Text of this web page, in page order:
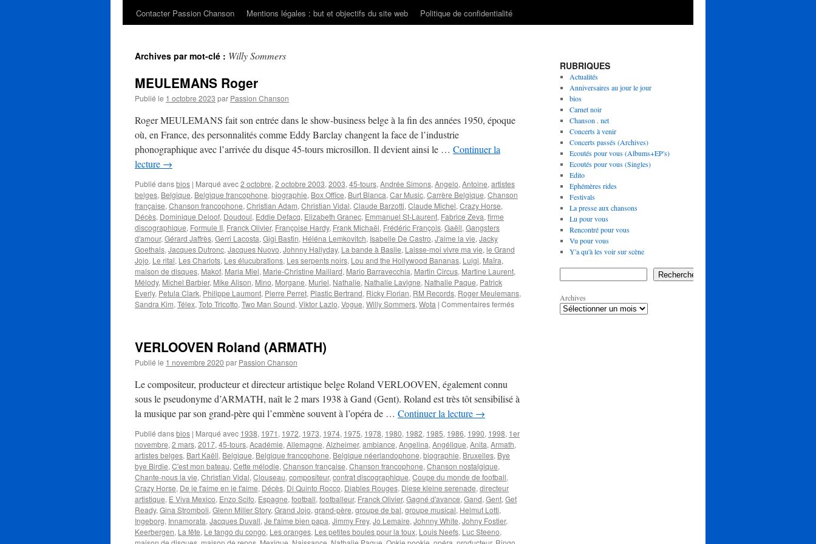
Contacter Passion Chanson
Mentions légales : but et objectifs du site web Politique de confidentialité
Archives par mot-clé : Willy Sommers
MEULEMANS Roger
Publié le 1 octobre 2023 par Passion Chanson
Roger MEULEMANS fait son entrée dans le show-business belge à la fin des années 1950, époque
où, en France, des personnalités comme Eddy Barclay changent la face de l’industrie
phonographique avec l’arrivée du disque 45-tours microsillon. Il devient ainsi le … Continuer la
lecture →
Publié dansbios | Marqué avec2 octobre, 2 octobre 2003, 2003, 45-tours, Andrée Simons, Angelo, Antoine, artistes
belges, Belgique, Belgique francophone, biographie, Box Office, Burt Blanca, Car Music, Carrère Belgique, Chanson
française, Chanson francophone, Christian Adam, Christian Vidal, Claude Barzotti, Claude Michel, Crazy Horse,
Décès, Dominique Deloof, Doudoul, Eddie Defacq, Elizabeth Granec, Emmanuel St-Laurent, Fabrice Zeva, firme
discographique, Formule II, Franck Olivier, Françoise Hardy, Frank Michaël, Frédéric François, Gaëll, Gangsters
d'amour, Gérard Jaffrès, Gerri Lacosta, Gigi Bastin, Héléna Lemkovitch, Isabelle De Castro, J'aime la vie, Jacky
Goethals, Jacques Dutronc, Jacques Nuovo, Johnny Hallyday, La bande à Basile, Laisse-moi vivre ma vie, le Grand
Jojo, Le rital, Les Charlots, Les élucubrations, Les serpents noirs, Lou and the Hollywood Bananas, Luigi, Maïra,
maison de disques, Makof, Maria Miel, Marie-Christine Maillard, Mario Barravecchia, Martin Circus, Martine Laurent,
Mélody, Michel Barbier, Mike Alison, Mino, Morgane, Muriel, Nathalie, Nathalie Lavigne, Nathalie Paque, Patrick
Everly, Petula Clark, Philippe Laumont, Pierre Perret, Plastic Bertrand, Ricky Florian, RM Records, Roger Meulemans,
Sandra Kim, Télex, Toto Tricotto, Two Man Sound, Viktor Lazlo, Vogue, Willy Sommers, Wota | Commentaires ferméssur
MEULEMANS
VERLOOVEN Roland (ARMATH)
Publié le 1 novembre 2020 par Passion Chanson
Le compositeur, producteur et directeur artistique belge Roland VERLOOVEN, également connu
sous le pseudonyme d’ARMATH, naît le 2 mars 1938 à Gand (Gent). Roland est très tôt sensibilisé à
la musique par son grand-père qui l’emmène souvent à l’opéra de … Continuer la lecture →
Publié dansbios | Marqué avec 1938, 1971 , 1972, 1973, 1974, 1975, 1978, 1980, 1982, 1985, 1986, 1990, 1998, 1er
novembre, 2 mars, 2017, 45-tours, Académie, Allemagne, Alzheimer, ambiance, Angelina, Angélique, Anita, Armath,
artistes belges, Bart Kaëll, Belgique, Belgique francophone, Belgique néerlandophone, biographie, Bruxelles, Bye
bye Birdie, C'est mon bateau, Cette mélodie, Chanson française, Chanson francophone, Chanson nostalgique,
Chante-nous la vie, Christian Vidal, Clouseau, compositeur, contrat discographique, Coupe du monde de football,
Crazy Horse, De je t'aime en je t'aime, Décès, Di Quinto Rocco, Diables Rouges, Diese kleine serenade, directeur
artistique, E Viva Mexico, Enzo Scifo, Espagne, football, footballeur, Franck Olivier, Gagné d'avance, Gand, Gent, Get
Ready, Gina Stromboli, Glenn Miller Story, Grand Jojo, grand-père, groupe de bal, groupe musical, Helmut Lotti,
Ingeborg, Innamorata, Jacques Duvall, Je t'aime bien papa, Jimmy Frey, Jo Lemaire, Johnny White, Johny Fostier,
Keerbergen, La fête, Le tango du congo, Les oranges, Les petites boules pour la toux, Louis Neefs, Luc Steeno,
RUBRIQUES
Actualités
Anniversaires au jour le jour
bios
Carnet noir
Chanson . net
Concerts à venir
Concerts passés (Archives)
Ecoutés pour vous (Albums+EP's)
Ecoutés pour vous (Singles)
Edito
Ephémères rides
Festivals
La presse aux chansons
Lu pour vous
Rencontré pour vous
Vu pour vous
Y'a qu'à les voir sur scène
Rechercher
Archives